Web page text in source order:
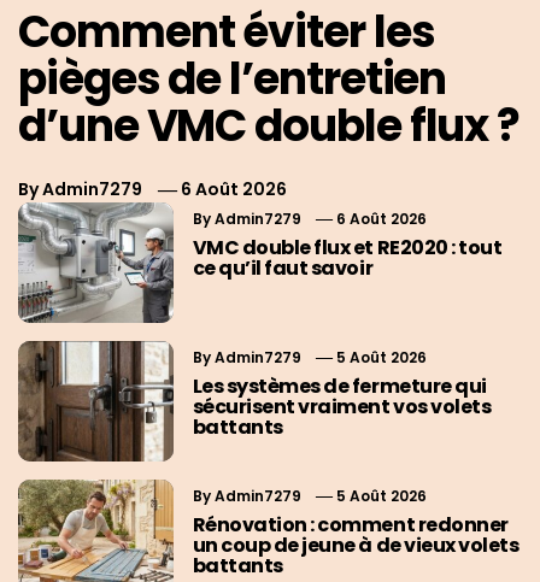
Comment éviter les
pièges de l’entretien
d’une VMC double flux ?
ByAdmin7279 6 Août 2026
ByAdmin7279 6 Août 2026
VMC double flux et RE2020 : tout
ce qu’il faut savoir
ByAdmin7279 5 Août 2026
Les systèmes de fermeture qui
sécurisent vraiment vos volets
battants
ByAdmin7279 5 Août 2026
Rénovation : comment redonner
un coup de jeune à de vieux volets
battants